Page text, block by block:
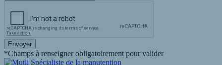
Envoyer
*Champs à renseigner obligatoirement pour valider